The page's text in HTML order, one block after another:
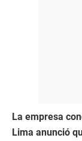
La empresa
Lima anunció